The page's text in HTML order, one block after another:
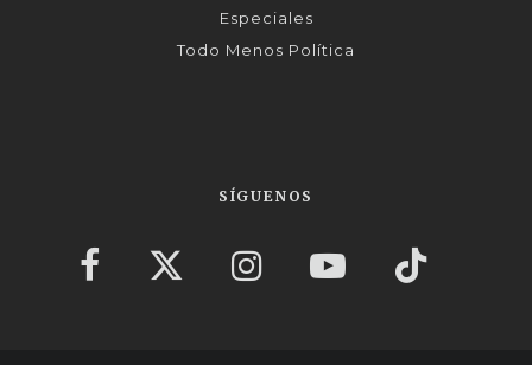
Especiales
Todo Menos Política
SÍGUENOS